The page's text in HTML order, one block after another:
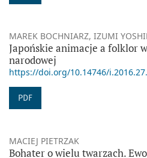
MAREK BOCHNIARZ, IZUMI
Japońskie animacje a folklor
narodowej
https://doi.org/10.14746/
PDF
MACIEJ PIETRZAK
Bohater o wielu twarzach.